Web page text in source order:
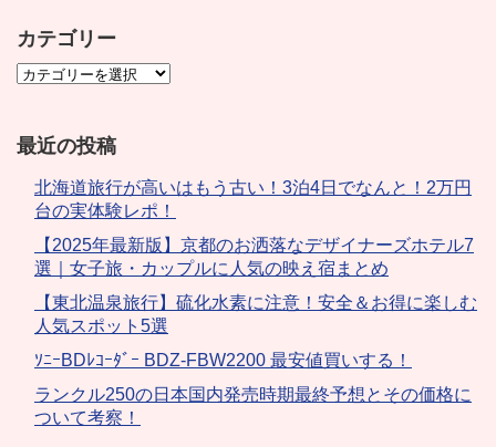
カテゴリー
最近の投稿
北海道旅行が高いはもう古い！3泊4日でなんと！2万円
台の実体験レポ！
【2025年最新版】京都のお洒落なデザイナーズホテル7
選｜女子旅・カップルに人気の映え宿まとめ
【東北温泉旅行】硫化水素に注意！安全＆お得に楽しむ
人気スポット5選
ｿﾆｰBDﾚｺｰﾀﾞｰ BDZ-FBW2200 最安値買いする！
ランクル250の日本国内発売時期最終予想とその価格に
ついて考察！